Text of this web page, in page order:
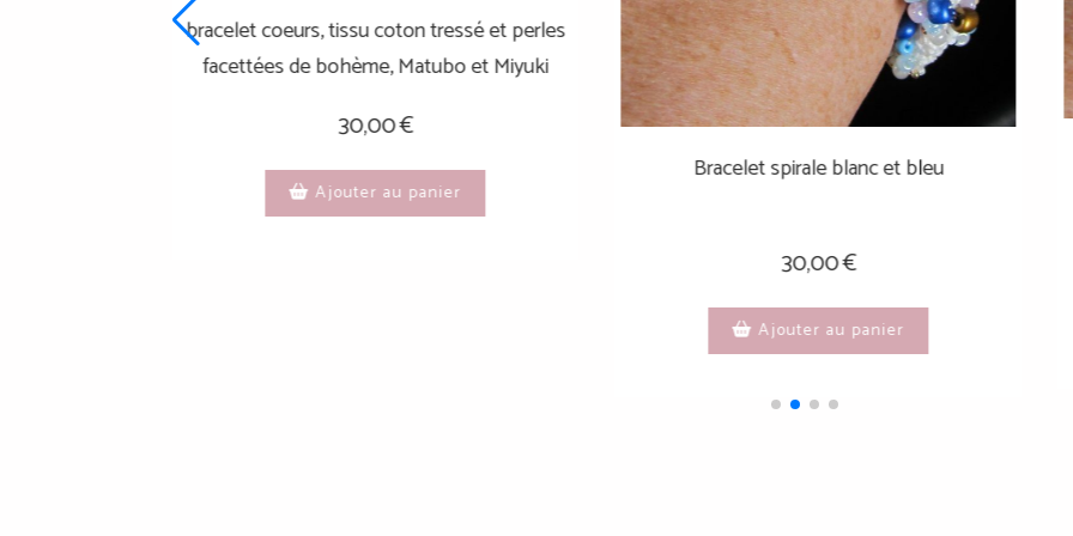
bracelet spirale bordeaux
Bracelet en tissu et perles brodées
30,00€